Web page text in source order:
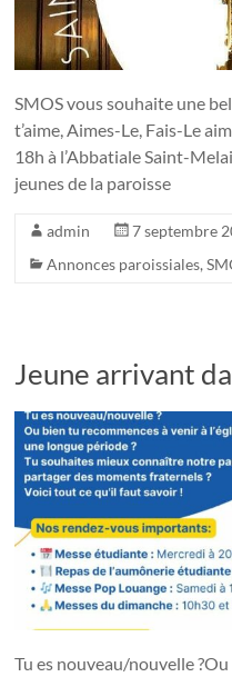
SMOS vous souhaite une
t’aime, Aimes-Le, Fais-Le
18h à l’Abbatiale Saint-
jeunes de la paroisse
admin
7 septembre
Annonces paroissiales,
Jeune arrivant
Tu es nouveau/nouvelle